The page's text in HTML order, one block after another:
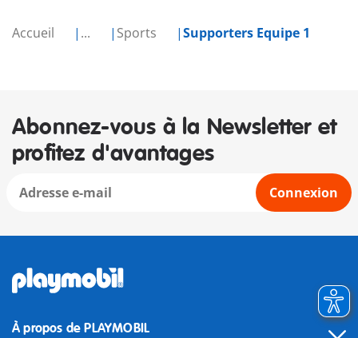
Accueil ... Sports Supporters Equipe 1
Abonnez-vous à la Newsletter et
profitez d'avantages
Connexion
À propos de PLAYMOBIL